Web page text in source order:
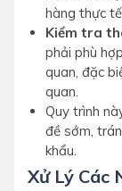
hàng thực tế
Kiểm tra
phải phù
quan, đặc
quan.
Quy trình
đề sớm,
khẩu.
Xử Lý Các